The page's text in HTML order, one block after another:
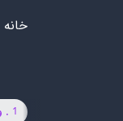
خانه
1 . وسایل تختخواب (ملافه، پتو و ...)